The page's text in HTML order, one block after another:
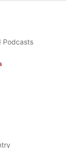
Podcasts